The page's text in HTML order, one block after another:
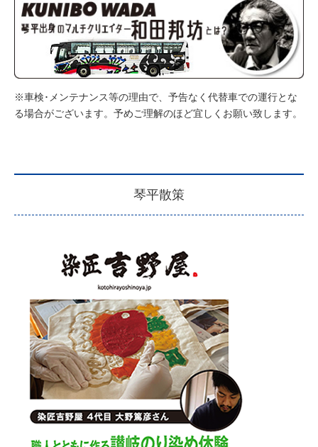
※車検･メンテナンス等の理由で、予告なく代替車での運行とな
る場合がございます。予めご理解のほど宜しくお願い致します。
琴平散策